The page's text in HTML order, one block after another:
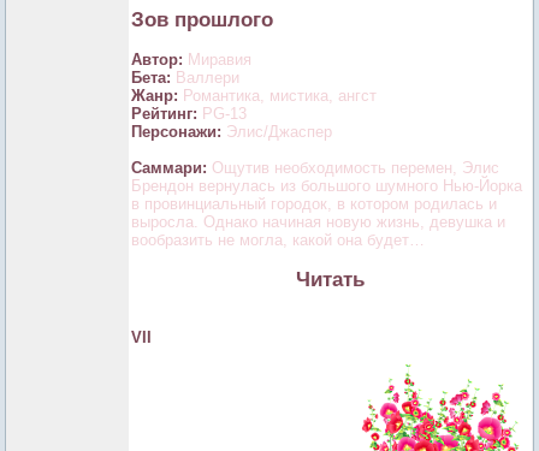
Зов прошлого
Автор: Миравия
Бета: Валлери
Жанр: Романтика, мистика, ангст
Рейтинг: PG-13
Персонажи: Элис/Джаспер
Саммари: Ощутив необходимость перемен, Элис
Брендон вернулась из большого шумного Нью-Йорка
в провинциальный городок, в котором родилась и
выросла. Однако начиная новую жизнь, девушка и
вообразить не могла, какой она будет…
Читать
VII